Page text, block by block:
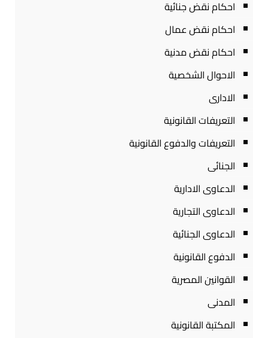
احكام نقض جنائية
احكام نقض عمال
احكام نقض مدنية
الاحوال الشخصية
الادارى
التعريفات القانونية
التعريفات والدفوع القانونية
الجنائى
الدعاوى الادارية
الدعاوى التجارية
الدعاوى الجنائية
الدفوع القانونية
القوانين المصرية
المدنى
المكتبة القانونية